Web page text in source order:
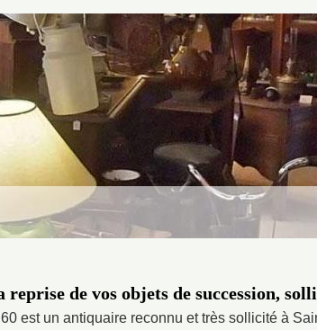
reprise de vos objets de succession,
est un antiquaire reconnu et très sollicité à